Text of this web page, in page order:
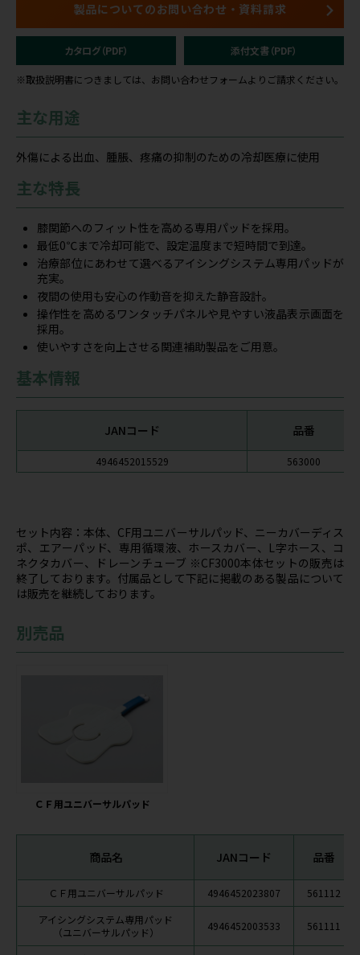
製品についてのお問い合わせ・資料請求
カタログ（PDF） 添付文書（PDF）
※取扱説明書につきましては、お問い合わせフォームよりご請求ください。
主な用途
外傷による出血、腫脹、疼痛の抑制のための冷却医療に使用
主な特長
膝関節へのフィット性を高める専用パッドを採用。
最低0℃まで冷却可能で、設定温度まで短時間で到達。
治療部位にあわせて選べるアイシングシステム専用パッドが
充実。
夜間の使用も安心の作動音を抑えた静音設計。
操作性を高めるワンタッチパネルや見やすい液晶表示画面を
採用。
使いやすさを向上させる関連補助製品をご用意。
基本情報
JANコード 品番
4946452015529 563000
セット内容：本体、CF用ユニバーサルパッド、ニーカバーディス
ポ、エアーパッド、専用循環液、ホースカバー、L字ホース、コ
ネクタカバー、ドレーンチューブ ※CF3000本体セットの販売は
終了しております。付属品として下記に掲載のある製品について
は販売を継続しております。
別売品
ＣＦ用ユニバーサルパッド
商品名 JANコード 品番
ＣＦ用ユニバーサルパッド 4946452023807
561112
アイシングシステム専用パッド
（ユニバーサルパッド）
4946452003533 561111